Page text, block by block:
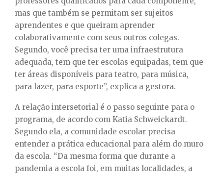
mas que também se permitam ser sujeitos
aprendentes e que queiram aprender
colaborativamente com seus outros colegas.
Segundo, você precisa ter uma infraestrutura
adequada, tem que ter escolas equipadas, tem que
ter áreas disponíveis para teatro, para música,
para lazer, para esporte”, explica a gestora.
A relação intersetorial é o passo seguinte para o
programa, de acordo com Katia Schweickardt.
Segundo ela, a comunidade escolar precisa
entender a prática educacional para além do muro
da escola. “Da mesma forma que durante a
pandemia a escola foi, em muitas localidades, a